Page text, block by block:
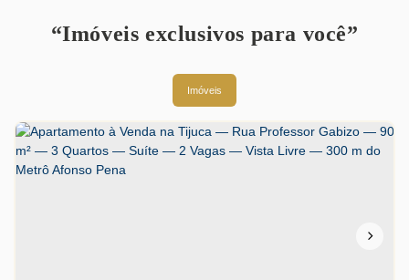
“Imóveis exclusivos para você”
Imóveis